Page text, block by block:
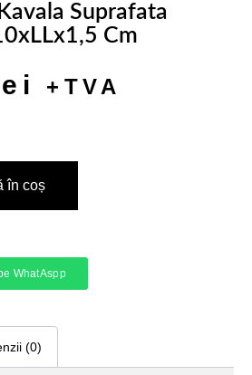
Suprafata
Cm
+TVA
în coș
WhatAspp
(0)